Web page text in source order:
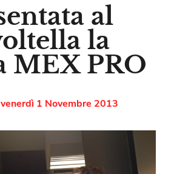
al
la
MEX PRO
venerdì 1 Novembre 2013